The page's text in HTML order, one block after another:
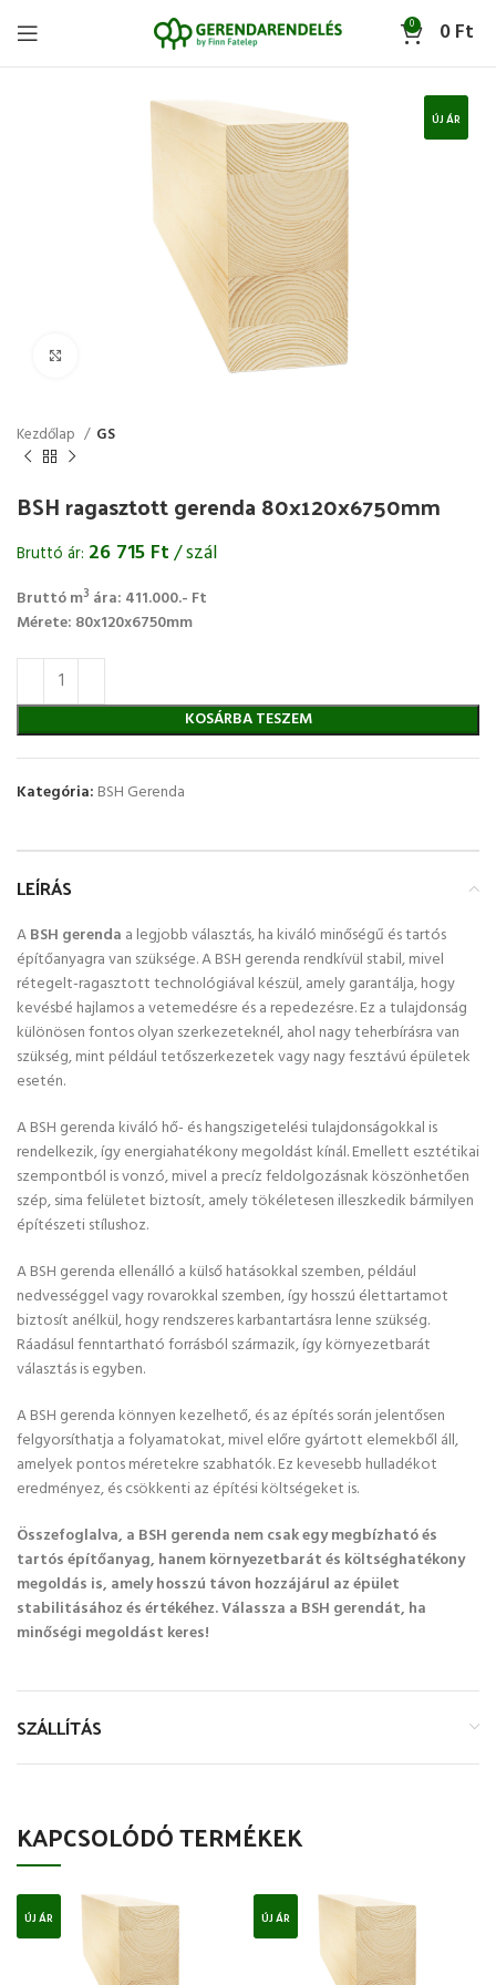
0 0Ft
ÚJ ÁR
Kezdőlap GS
BSH ragasztott gerenda 80x120x6750mm
Bruttó ár: 26 715 Ft/ szál
Bruttó m3 ára: 411.000.- Ft
Mérete: 80x120x6750mm
KOSÁRBA TESZEM
Kategória: BSH Gerenda
LEÍRÁS
ABSH gerenda a legjobb választás, ha kiváló minőségű és tartós
építőanyagra van szüksége. A BSH gerenda rendkívül stabil, mivel
rétegelt-ragasztott technológiával készül, amely garantálja, hogy
kevésbé hajlamos a vetemedésre és a repedezésre. Ez a tulajdonság
különösen fontos olyan szerkezeteknél, ahol nagy teherbírásra van
szükség, mint például tetőszerkezetek vagy nagy fesztávú épületek
esetén.
A BSH gerenda kiváló hő- és hangszigetelési tulajdonságokkal is
rendelkezik, így energiahatékony megoldást kínál. Emellett esztétikai
szempontból is vonzó, mivel a precíz feldolgozásnak köszönhetően
szép, sima felületet biztosít, amely tökéletesen illeszkedik bármilyen
építészeti stílushoz.
A BSH gerenda ellenálló a külső hatásokkal szemben, például
nedvességgel vagy rovarokkal szemben, így hosszú élettartamot
biztosít anélkül, hogy rendszeres karbantartásra lenne szükség.
Ráadásul fenntartható forrásból származik, így környezetbarát
választás is egyben.
A BSH gerenda könnyen kezelhető, és az építés során jelentősen
felgyorsíthatja a folyamatokat, mivel előre gyártott elemekből áll,
amelyek pontos méretekre szabhatók. Ez kevesebb hulladékot
eredményez, és csökkenti az építési költségeket is.
Összefoglalva, a BSH gerenda nem csak egy megbízható és
tartós építőanyag, hanem környezetbarát és költséghatékony
megoldás is, amely hosszú távon hozzájárul az épület
stabilitásához és értékéhez. Válassza a BSH gerendát, ha
minőségi megoldást keres!
SZÁLLÍTÁS
KAPCSOLÓDÓ TERMÉKEK
ÚJ ÁR ÚJ ÁR